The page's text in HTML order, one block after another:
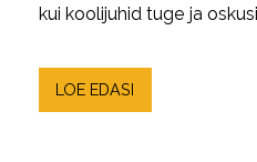
kui koolijuhid tuge ja
LOE EDASI